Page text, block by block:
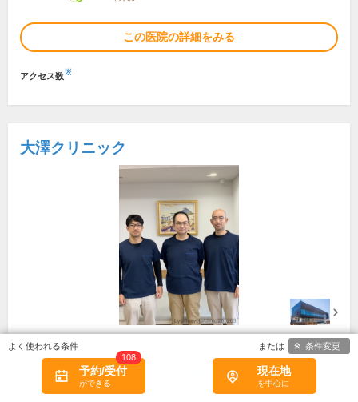
この医院の詳細をみる
アクセス数※
大澤クリニック
所在地・電話番号
岩手県盛岡市茶畑二丁目8番3号
019-652-0038
予約/受付
108
現在地
条件変更